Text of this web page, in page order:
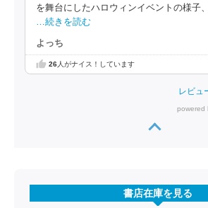
を舞台にしたハロウィンイベントの様子
…続きを読む
よっち
26人がナイス！しています
レビュ
powered
書店在庫を見る